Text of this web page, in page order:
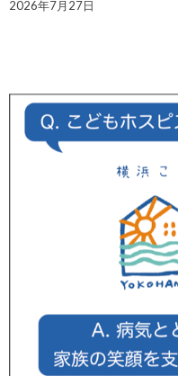
2026年7月27日